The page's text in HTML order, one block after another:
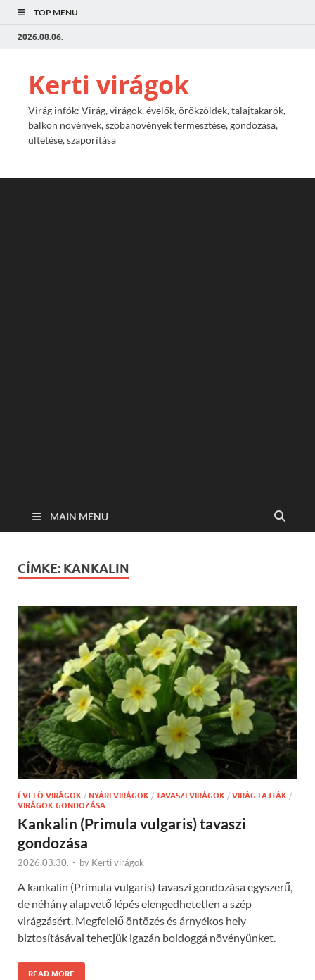
TOP MENU
2026.08.06.
Kerti virágok
Virág infók: Virág, virágok, évelők, örökzöldek, talajtakarók,
balkon növények, szobanövények termesztése, gondozása,
ültetése, szaporítása
MAIN MENU
CÍMKE: KANKALIN
ÉVELŐ VIRÁGOK / NYÁRI VIRÁGOK / TAVASZI VIRÁGOK / VIRÁG FAJTÁK /
VIRÁGOK GONDOZÁSA
Kankalin (Primula vulgaris) tavaszi
gondozása
2026.03.30. - by Kerti virágok
A kankalin (Primula vulgaris) tavaszi gondozása egyszerű,
de néhány alapvető lépés elengedhetetlen a szép
virágzásért. Megfelelő öntözés és árnyékos hely
biztosításával tehetjük igazán boldoggá növényünket.
READ MORE